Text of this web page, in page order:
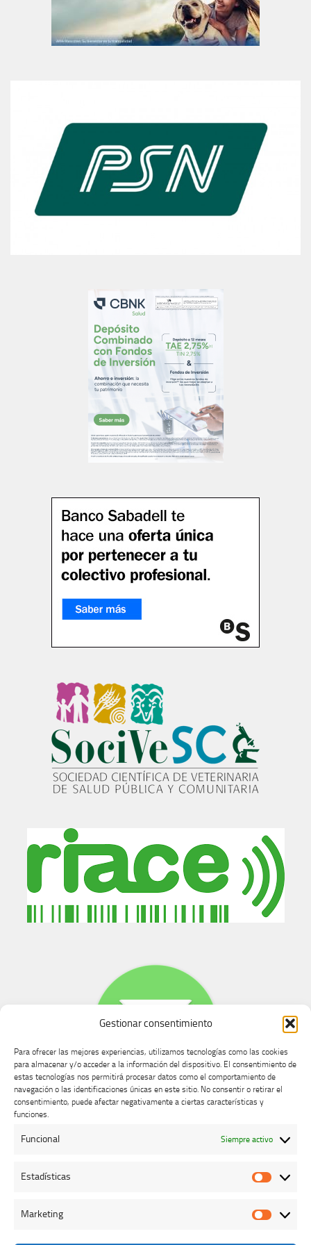
Gestionar consentimiento
Para ofrecer las mejores experiencias, utilizamos tecnologías como las cookies
para almacenar y/o acceder a la información del dispositivo. El consentimiento de
estas tecnologías nos permitirá procesar datos como el comportamiento de
navegación o las identificaciones únicas en este sitio. No consentir o retirar el
consentimiento, puede afectar negativamente a ciertas características y
funciones.
Funcional Siempre activo
Estadísticas
Marketing
Buzón de dudas, quejas y sugerencias